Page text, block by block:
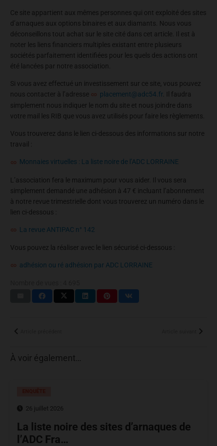
Ce site appartient aux mêmes personnes qui ont exploité des sites
d’arnaques aux options binaires et aux diamants. Nous vous
déconseillons tout achat sur le site cité dans cet article. Il est à
noter les liens financiers multiples existant entre plusieurs
sociétés parfaitement identifiées pour les quels des actions ont
été lancées par notre association.
Si vous avez effectué un investissement sur ce site, vous pouvez
nous contacter à l’adresse
placement@adc54.fr . Il faudra
simplement nous indiquer le nom du site et nous joindre dans
votre mail les RIB que vous avez utilisés pour faire les règlements.
Vous trouverez dans le lien ci-dessous des informations sur notre
travail :
Monnaies virtuelles : La liste noire de l’ADC LORRAINE
L’association fera le maximum pour vous aider. Il vous sera
simplement demandé une adhésion à 47 € incluant l’abonnement
à notre revue trimestrielle dont vous trouverez un numéro dans le
lien ci-dessous :
La revue ANTIPAC n° 142
Vous pouvez la réaliser avec le lien sécurisé ci-dessous :
adhésion ou ré adhésion par ADC LORRAINE
À voir également…
26 juillet 2026
La liste noire des sites d’arnaques de
l’ADC Fra…